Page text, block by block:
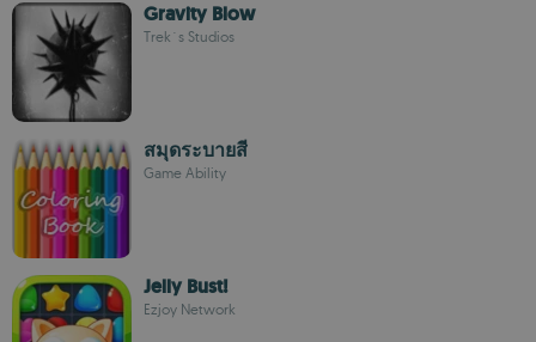
Gravity Blow
Trek´s Studios
สมุดระบายสี
Game Ability
Jelly Bust!
Ezjoy Network